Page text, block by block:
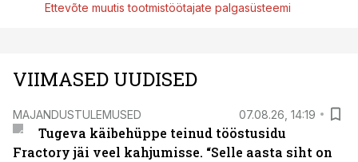
Ettevõte muutis tootmistöötajate palgasüsteemi
VIIMASED UUDISED
MAJANDUSTULEMUSED 07.08.26, 14:19
Tugeva käibehüppe teinud tööstusidu
Fractory jäi veel kahjumisse. “Selle aasta siht on